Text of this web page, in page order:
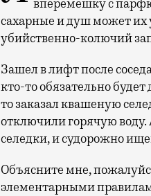
вперемешку с
сахарные и душ может их
убийственно-колючий
Зашел в лифт после
кто-то обязательно
то заказал квашеную
отключили горячую
селедки, и судорожно
Объясните мне,
элементарными